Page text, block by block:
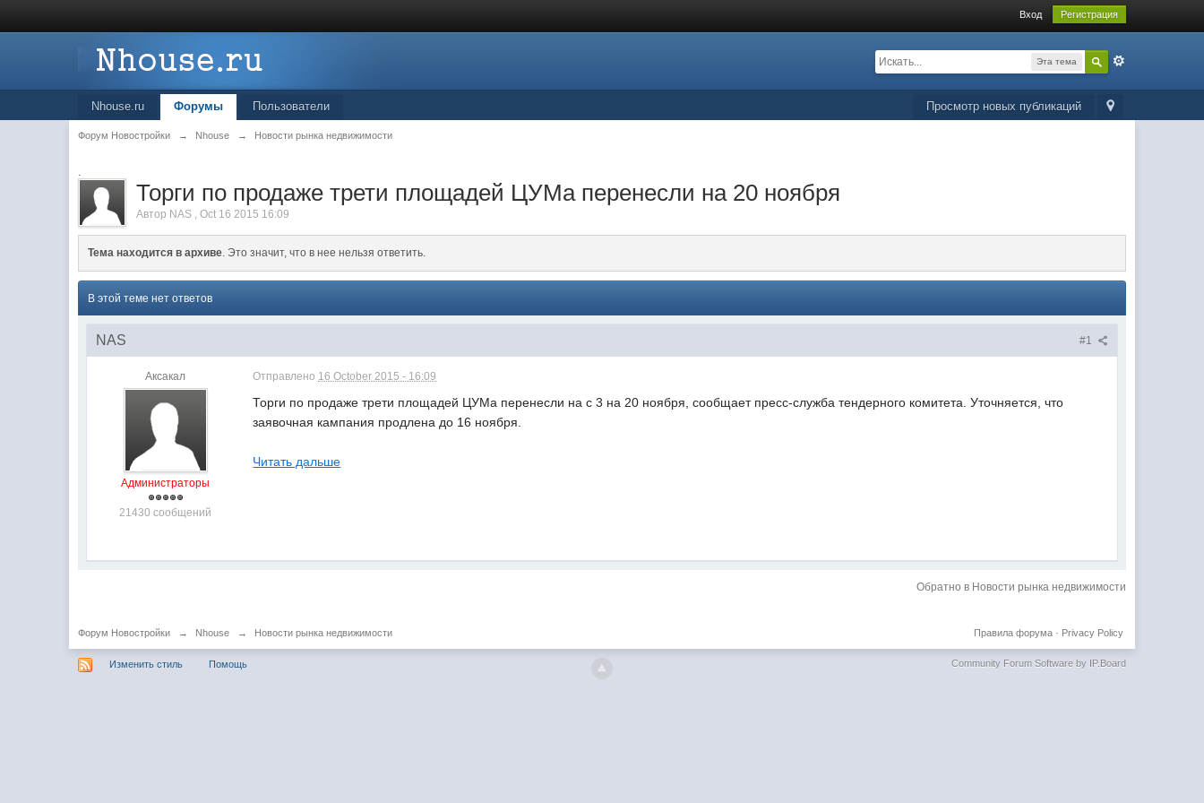
Вход Регистрация
Эта тема
Просмотр новых публикаций
Nhouse.ru Форумы Пользователи
Форум Новостройки → Nhouse → Новости рынка недвижимости
.
Торги по продаже трети площадей ЦУМа перенесли на 20 ноября
Автор NAS ,Oct 16 2015 16:09
Тема находится в архиве. Это значит, что в нее нельзя ответить.
В этой теме нет ответов
#1
NAS
Аксакал
Администраторы
21430 сообщений
Отправлено 16 October 2015 - 16:09
Торги по продаже трети площадей ЦУМа перенесли на с 3 на 20 ноября, сообщает пресс-служба тендерного комитета. Уточняется, что
заявочная кампания продлена до 16 ноября.
Читать дальше
Обратно в Новости рынка недвижимости
Форум Новостройки → Nhouse → Новости рынка недвижимости Privacy Policy
Правила форума·
Изменить стиль Помощь Community Forum Software by IP.Board